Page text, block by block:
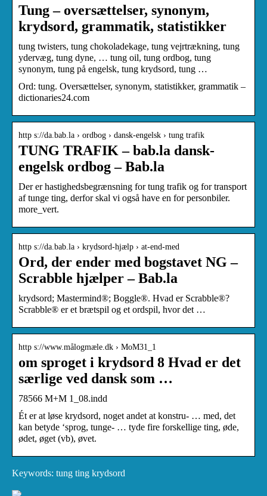
Tung – oversættelser, synonym,
krydsord, grammatik, statistikker
tung twisters, tung chokoladekage, tung vejrtrækning, tung
ydervæg, tung dyne, … tung oil, tung ordbog, tung
synonym, tung på engelsk, tung krydsord, tung …
Ord: tung. Oversættelser, synonym, statistikker, grammatik –
dictionaries24.com
http s://da.bab.la › ordbog › dansk-engelsk › tung trafik
TUNG TRAFIK – bab.la dansk-
engelsk ordbog – Bab.la
Der er hastighedsbegrænsning for tung trafik og for transport
af tunge ting, derfor skal vi også have en for personbiler.
more_vert.
http s://da.bab.la › krydsord-hjælp › at-end-med
Ord, der ender med bogstavet NG –
Scrabble hjælper – Bab.la
krydsord; Mastermind®; Boggle®. Hvad er Scrabble®?
Scrabble® er et brætspil og et ordspil, hvor det …
http s://www.målogmæle.dk › MoM31_1
om sproget i krydsord 8 Hvad er det
særlige ved dansk som …
78566 M+M 1_08.indd
Ét er at løse krydsord, noget andet at konstru- … med, det
kan betyde ‘sprog, tunge- … tyde fire forskellige ting, øde,
ødet, øget (vb), øvet.
Keywords: tung ting krydsord